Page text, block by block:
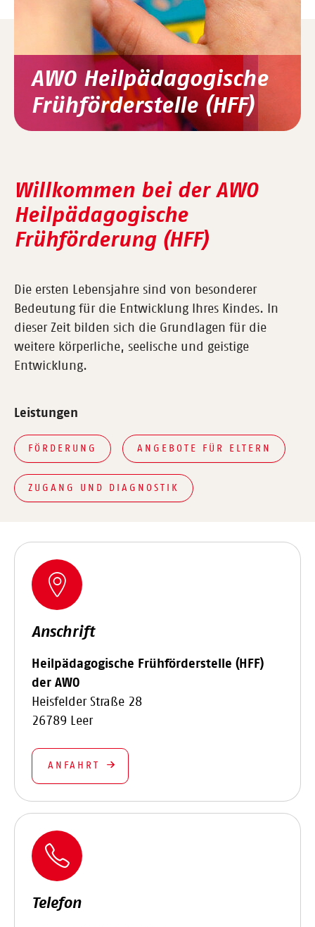
AWO Heilpädagogische
Frühförderstelle (HFF)
Willkommen bei der AWO
Heilpädagogische
Frühförderung (HFF)
Die ersten Lebensjahre sind von besonderer
Bedeutung für die Entwicklung Ihres Kindes. In
dieser Zeit bilden sich die Grundlagen für die
weitere körperliche, seelische und geistige
Entwicklung.
Leistungen
FÖRDERUNG ANGEBOTE FÜR ELTERN
ZUGANG UND DIAGNOSTIK
Anschrift
Heilpädagogische Frühförderstelle (HFF)
der AWO
Heisfelder Straße 28
26789 Leer
ANFAHRT
Telefon